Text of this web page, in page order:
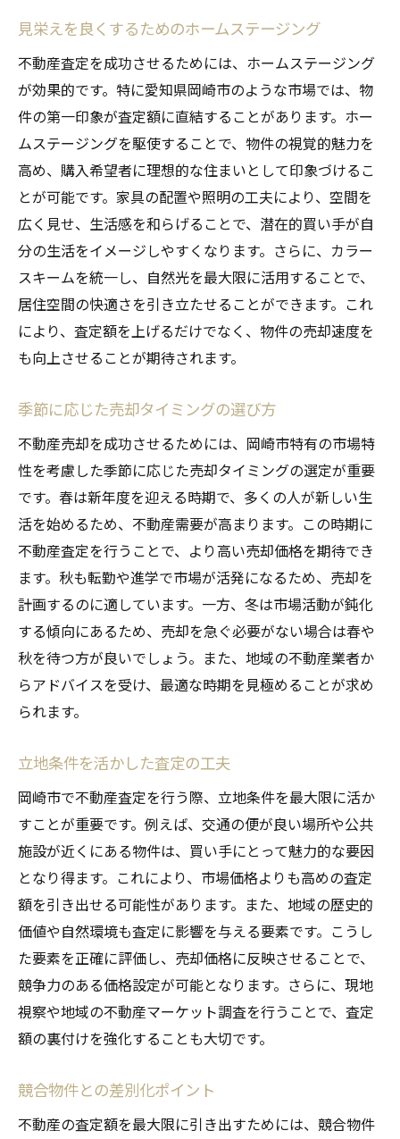
見栄えを良くするためのホームステージング
不動産査定を成功させるためには、ホームステージング
が効果的です。特に愛知県岡崎市のような市場では、物
件の第一印象が査定額に直結することがあります。ホー
ムステージングを駆使することで、物件の視覚的魅力を
高め、購入希望者に理想的な住まいとして印象づけるこ
とが可能です。家具の配置や照明の工夫により、空間を
広く見せ、生活感を和らげることで、潜在的買い手が自
分の生活をイメージしやすくなります。さらに、カラー
スキームを統一し、自然光を最大限に活用することで、
居住空間の快適さを引き立たせることができます。これ
により、査定額を上げるだけでなく、物件の売却速度を
も向上させることが期待されます。
季節に応じた売却タイミングの選び方
不動産売却を成功させるためには、岡崎市特有の市場特
性を考慮した季節に応じた売却タイミングの選定が重要
です。春は新年度を迎える時期で、多くの人が新しい生
活を始めるため、不動産需要が高まります。この時期に
不動産査定を行うことで、より高い売却価格を期待でき
ます。秋も転勤や進学で市場が活発になるため、売却を
計画するのに適しています。一方、冬は市場活動が鈍化
する傾向にあるため、売却を急ぐ必要がない場合は春や
秋を待つ方が良いでしょう。また、地域の不動産業者か
らアドバイスを受け、最適な時期を見極めることが求め
られます。
立地条件を活かした査定の工夫
岡崎市で不動産査定を行う際、立地条件を最大限に活か
すことが重要です。例えば、交通の便が良い場所や公共
施設が近くにある物件は、買い手にとって魅力的な要因
となり得ます。これにより、市場価格よりも高めの査定
額を引き出せる可能性があります。また、地域の歴史的
価値や自然環境も査定に影響を与える要素です。こうし
た要素を正確に評価し、売却価格に反映させることで、
競争力のある価格設定が可能となります。さらに、現地
視察や地域の不動産マーケット調査を行うことで、査定
額の裏付けを強化することも大切です。
競合物件との差別化ポイント
不動産の査定額を最大限に引き出すためには、競合物件